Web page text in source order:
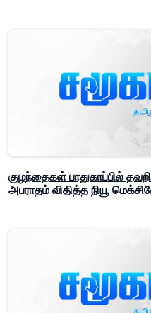
குழந்தைகள் பாதுகாப்பில்
அபராதம் விதித்த நியூ